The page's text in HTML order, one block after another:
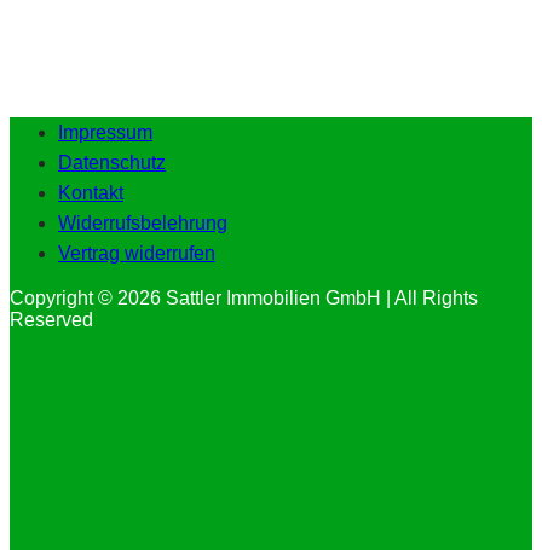
Impressum
Datenschutz
Kontakt
Widerrufsbelehrung
Vertrag widerrufen
Copyright © 2026 Sattler Immobilien GmbH | All Rights
Reserved